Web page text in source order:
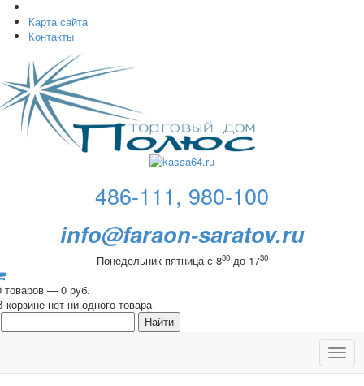
Карта сайта
Контакты
486-111, 980-100
info@faraon-saratov.ru
Понедельник-пятница с 830до 1730
товаров — 0 руб.
корзине нет ни одного товара